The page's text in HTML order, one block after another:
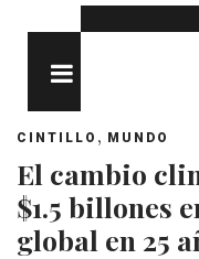
CINTILLO , MUNDO
El cambio
$1.5 billones
global en 25